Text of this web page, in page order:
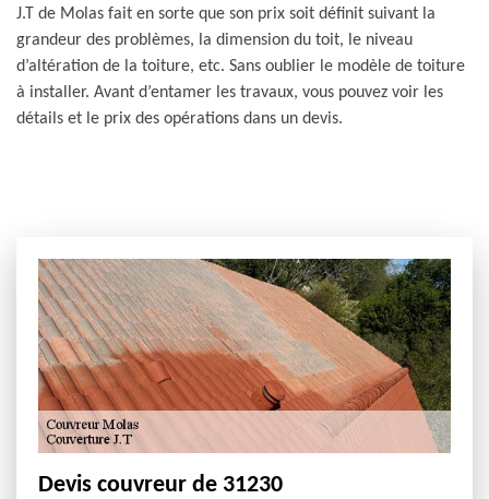
J.T de Molas fait en sorte que son prix soit définit suivant la
grandeur des problèmes, la dimension du toit, le niveau
d’altération de la toiture, etc. Sans oublier le modèle de toiture
à installer. Avant d’entamer les travaux, vous pouvez voir les
détails et le prix des opérations dans un devis.
Devis couvreur de 31230